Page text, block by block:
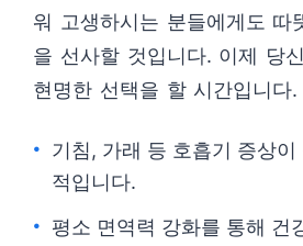
워 고생하시는 분들에게도 따
을 선사할 것입니다. 이제 당
현명한 선택을 할 시간입니다.
기침, 가래 등 호흡기 증상이
적입니다.
평소 면역력 강화를 통해 건